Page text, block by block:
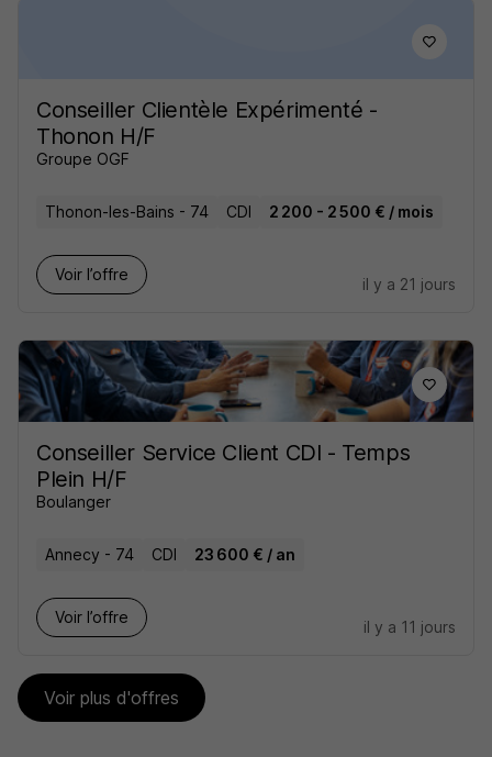
Conseiller Clientèle Expérimenté -
Thonon H/F
Groupe OGF
Thonon-les-Bains - 74 CDI 2 200 - 2 500 € / mois
Voir l’offre
il y a 21 jours
Conseiller Service Client CDI - Temps
Plein H/F
Boulanger
Annecy - 74 CDI 23 600 € / an
Voir l’offre
il y a 11 jours
Voir plus d'offres